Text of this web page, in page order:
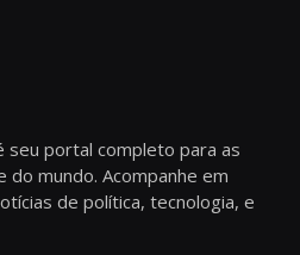
seu portal completo para as
do mundo. Acompanhe em
de política, tecnologia, e